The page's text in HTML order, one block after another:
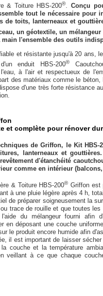
& Toiture HBS-200®. Conçu
tout le nécessaire pour
de toits, lanterneaux et
un géotextile, un
l'ensemble des outils
et résistante jusqu'à 20 ans,
enduit HBS-200®
à l'air et respectueux de
des matériaux comme le
d'une très forte résistance
et complète pour rénover
de Griffon, le Kit HBS-
lanterneaux et
d'étanchéité
comme en intérieur
& Toiture HBS-200® Griffon est
à une pluie légère après 4 h,
de préparer soigneusement la
trace de rouille et que toutes
du mélangeur fourni afin
en déposant une couche
le produit encore humide afin
il est important de laisser
couche et la température
veillant à ce que chaque